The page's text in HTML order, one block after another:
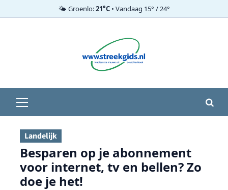
🌤️ Groenlo:21°C• Vandaag 15° / 24°
menu
Landelijk
Besparen op je abonnement
voor internet, tv en bellen? Zo
doe je het!